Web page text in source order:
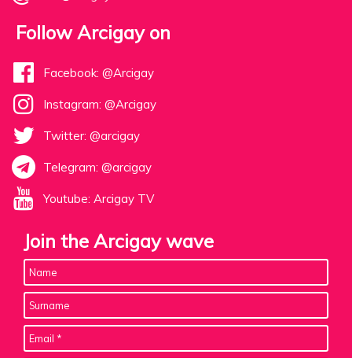
Follow Arcigay on
Facebook: @Arcigay
Instagram: @Arcigay
Twitter: @arcigay
Telegram: @arcigay
Youtube: Arcigay TV
Join the Arcigay wave